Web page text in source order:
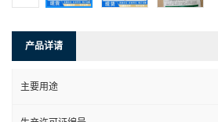
产品详请
主要用途